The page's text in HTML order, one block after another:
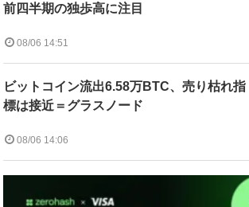
前四半期の独歩高に注目
08/06 14:51
ビットコイン流出6.58万BTC、売り枯れ指
標は接近＝グラスノード
08/06 14:06